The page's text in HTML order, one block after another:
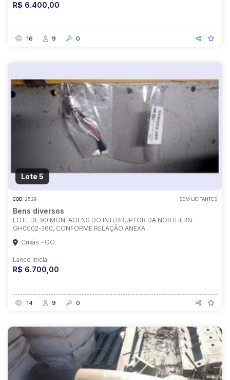
R$ 6.400,00
16 9 0
Lote 5
COD. 2529 SEM LICITANTES
Bens diversos
LOTE DE 90 MONTAGENS DO INTERRUPTOR DA NORTHERN -
GH0002-360, CONFORME RELAÇÃO ANEXA
Crixás - GO
Lance Inicial
R$ 6.700,00
14 9 0